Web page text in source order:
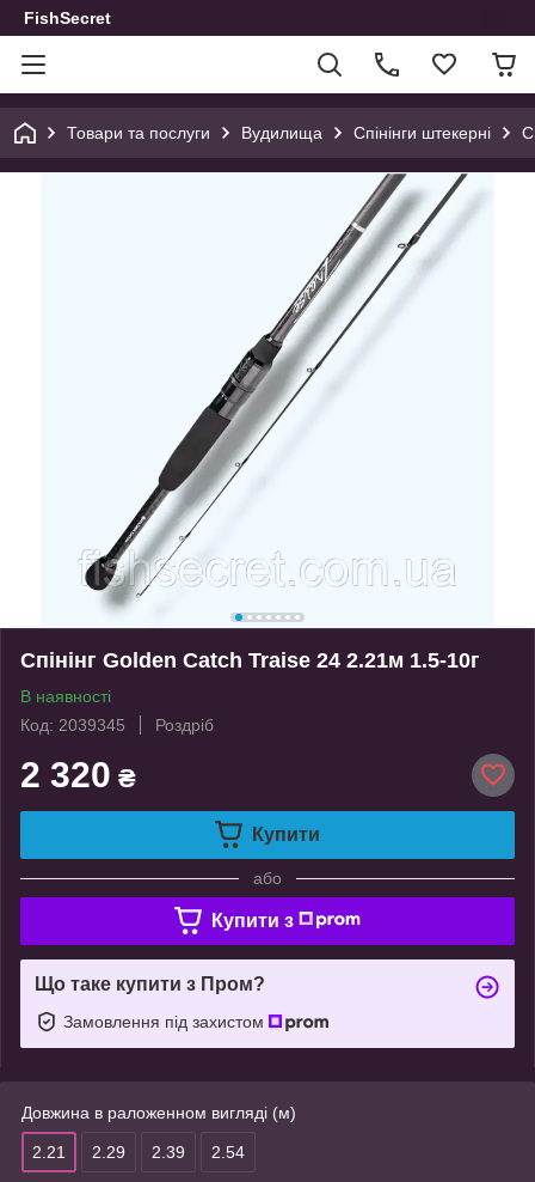
FishSecret
Товари та послуги Вудилища Спінінги штекерні
Спінінг Golden Catch Traise 24 2.21м 1.5-10г
В наявності
Код: 2039345
Роздріб
2 320 ₴
Купити
або
Купити з
Що таке купити з Пром?
Замовлення під захистом
Довжина в раложенном вигляді (м)
2.21 2.29 2.39 2.54